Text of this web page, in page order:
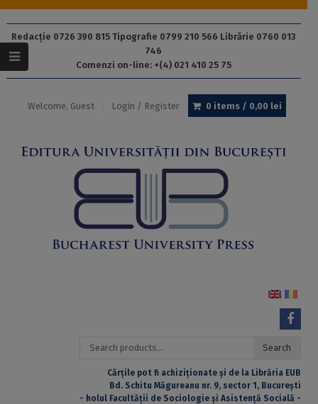
Redacție 0726 390 815 Tipografie 0799 210 566 Librărie 0760 013
746
Comenzi on-line: +(4) 021 410 25 75
Welcome, Guest Login / Register 0 items / 0,00 lei
Search
Search
Cărțile pot fi achiziționate și de la Librăria EUB
Bd. Schitu Măgureanu nr. 9, sector 1, București
- holul Facultății de Sociologie și Asistență Socială -